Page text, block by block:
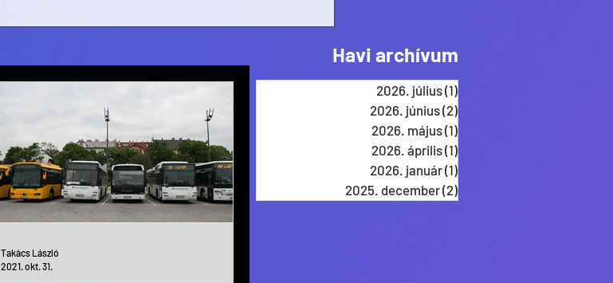
Takács László
2021. okt. 31.
2026. július(1)
2026. június(2)
2026. május(1)
2026. április(1)
2026. január(1)
2025. december(2)
Havi archívum